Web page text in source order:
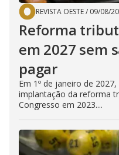
REVISTA OESTE/ 09/08/
Reforma
em 2027 sem
pagar
Em 1º de janeiro de
implantação da reforma
Congresso em 2023....